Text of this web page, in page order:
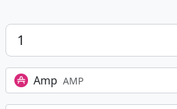
Betrag
Amp AMP